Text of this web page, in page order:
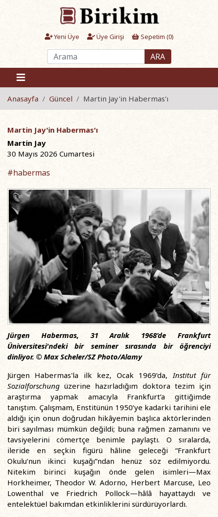
Yeni Üye Üye Girişi Sepetim (0)
ARA
Anasayfa Güncel Martin Jay'in Habermas'ı
Martin Jay'in Habermas'ı
Martin Jay
30 Mayıs 2026 Cumartesi
#habermas
Jürgen Habermas, 31 Aralık 1968’de Frankfurt
Üniversitesi'ndeki bir seminer sırasında bir öğrenciyi
dinliyor. © Max Scheler/SZ Photo/Alamy
Jürgen Habermas'la ilk kez, Ocak 1969’da,Institut für
Sozialforschung üzerine hazırladığım doktora tezim için
araştırma yapmak amacıyla Frankfurt’a gittiğimde
tanıştım. Çalışmam, Enstitünün 1950’ye kadarki tarihini ele
aldığı için onun doğrudan hikâyemin başlıca aktörlerinden
biri sayılması mümkün değildi; buna rağmen zamanını ve
tavsiyelerini cömertçe benimle paylaştı. O sıralarda,
ileride en seçkin figürü hâline geleceği “Frankfurt
Okulu’nun ikinci kuşağı”ndan henüz söz edilmiyordu.
Nitekim birinci kuşağın önde gelen isimleri—Max
Horkheimer, Theodor W. Adorno, Herbert Marcuse, Leo
Lowenthal ve Friedrich Pollock—hâlâ hayattaydı ve
entelektüel bakımdan etkinliklerini sürdürüyorlardı.